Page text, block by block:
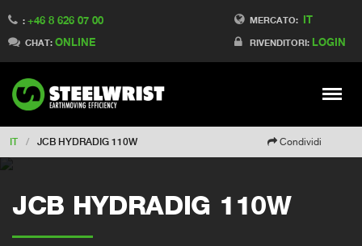
MERCATO: IT
RIVENDITORI: LOGIN
: +46 8 626 07 00
CHAT: ONLINE
Meny
Switch to Finland
Switch to Denmark
Switch to China
Switch to Australia
Change market
IT / JCB HYDRADIG 110W Condividi
JCB HYDRADIG 110W